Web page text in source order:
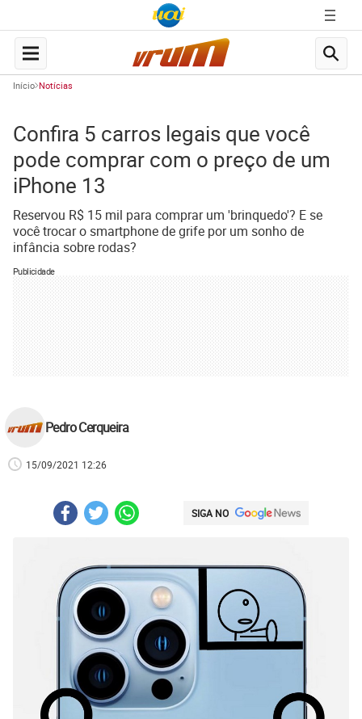
Início Notícias
Confira 5 carros legais que você
pode comprar com o preço de um
iPhone 13
Reservou R$ 15 mil para comprar um 'brinquedo'? E se
você trocar o smartphone de grife por um sonho de
infância sobre rodas?
Publicidade
Pedro Cerqueira
15/09/2021 12:26
SIGA NO